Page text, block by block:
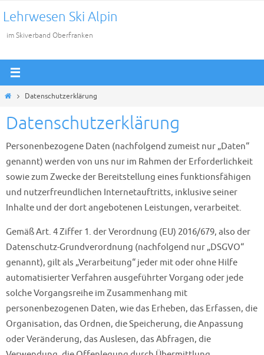
Inhalt
springen
Lehrwesen Ski Alpin
im Skiverband Oberfranken
StartDatenschutzerklärung
Datenschutzerklärung
Personenbezogene Daten (nachfolgend zumeist nur „Daten“
genannt) werden von uns nur im Rahmen der Erforderlichkeit
sowie zum Zwecke der Bereitstellung eines funktionsfähigen
und nutzerfreundlichen Internetauftritts, inklusive seiner
Inhalte und der dort angebotenen Leistungen, verarbeitet.
Gemäß Art. 4 Ziffer 1. der Verordnung (EU) 2016/679, also der
Datenschutz-Grundverordnung (nachfolgend nur „DSGVO“
genannt), gilt als „Verarbeitung“ jeder mit oder ohne Hilfe
automatisierter Verfahren ausgeführter Vorgang oder jede
solche Vorgangsreihe im Zusammenhang mit
personenbezogenen Daten, wie das Erheben, das Erfassen, die
Organisation, das Ordnen, die Speicherung, die Anpassung
oder Veränderung, das Auslesen, das Abfragen, die